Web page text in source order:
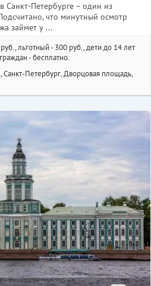
Санкт-Петербурге – один из
что минутный осмотр
займет у ...
льготный - 300 руб., дети до 14 лет
- бесплатно.
Санкт-Петербург, Дворцовая площадь,